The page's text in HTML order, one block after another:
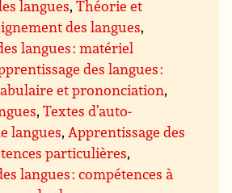
langues,Théorie et
des langues,
langues : matériel
des langues :
et prononciation,
,Textes d’auto-
langues,Apprentissage des
particulières,
langues : compétences à